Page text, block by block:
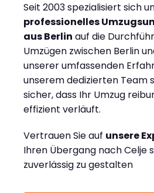
Seit 2003 spezialisiert sich
professionelles
aus Berlin auf die
Umzügen zwischen Berlin
unserer umfassenden
unserem dedizierten Team
sicher, dass Ihr Umzug
effizient verläuft.
Vertrauen Sie auf unsere
Ihren Übergang nach Celje
zuverlässig zu gestalten